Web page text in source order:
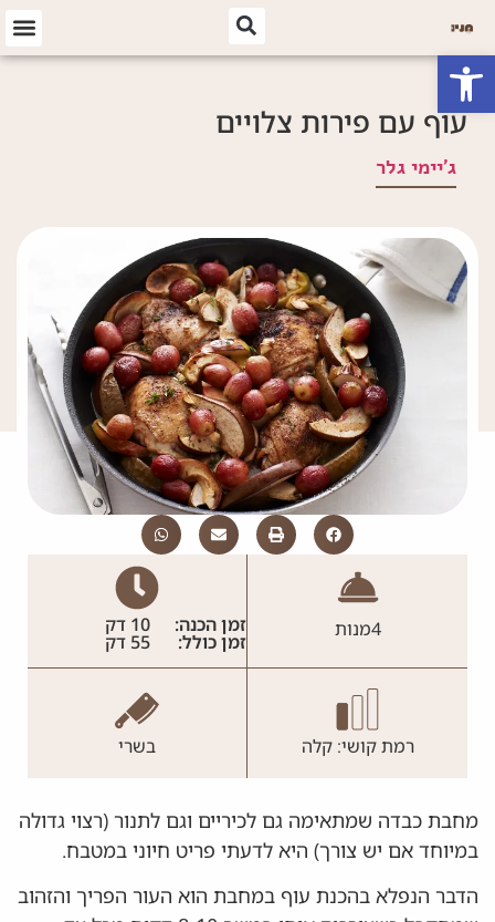
פתח סרגל נגישות
עוף עם פירות צלויים
ג'יימי גלר
4מנות זמן הכנה: 10 דק
זמן כולל: 55 דק
רמת קושי: קלה בשרי
מחבת כבדה שמתאימה גם לכיריים וגם לתנור (רצוי גדולה
במיוחד אם יש צורך) היא לדעתי פריט חיוני במטבח.
הדבר הנפלא בהכנת עוף במחבת הוא העור הפריך והזהוב